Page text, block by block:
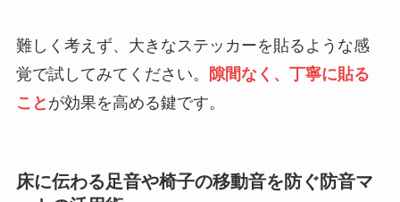
難しく考えず、大きなステッカーを貼るような感
覚で試してみてください。
隙間なく、丁寧に貼る
こと が効果を高める鍵です。
床に伝わる足音や椅子の移動音を防ぐ防音マ